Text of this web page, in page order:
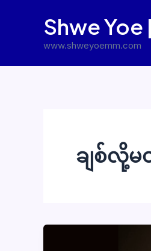
Shwe
www.shweyoemm.com
ချစ်လို့မ